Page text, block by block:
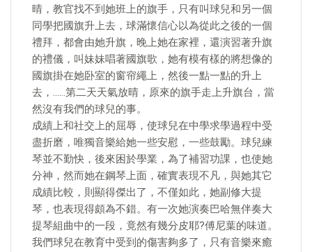
晴，教官找不到她班上的旗手，只有叫球兒和另一個
同學把國旗升上去，球滿懷信心以為從此之後的一個
禮拜，都會由她升旗，晚上她在家裡，還演習著升旗
的禮儀，叫妹妹唱著國旗歌，她有模有樣的將想像的
國旗掛在她卧室的窗帘繩上，然後一點一點的升上
去，……第二天天氣放晴，原來的旗手走上升旗台，當
然沒有我們的球兒的事。
成績上和社交上的屈辱，使球兒在中學求學過程中受
盡折磨，唯獨音樂給她一些安慰，一些鼓勵。球兒練
琴並不勤快，後來困於學業，為了補習功課，也使她
分神，然而她在鋼琴上面，確實表現不凡，與她其它
成績比較，則顯得傑出了，不僅如此，她副修大提
琴，也表現得頗為不錯。有一次她演奏巴哈無伴奏大
提琴組曲中的一段，竟然有幾分皮耶?傅尼葉的味道。
我們球兒在教育中受到的傷害夠多了，只有音樂來癒